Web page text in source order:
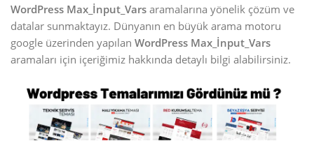
WordPress Max_İnput_Vars aramalarına yönelik çözüm ve
datalar sunmaktayız. Dünyanın en büyük arama motoru
google üzerinden yapılan WordPress Max_İnput_Vars
aramaları için içeriğimiz hakkında detaylı bilgi alabilirsiniz.